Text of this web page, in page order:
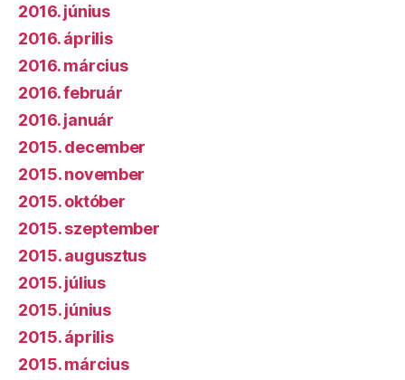
2016. június
2016. április
2016. március
2016. február
2016. január
2015. december
2015. november
2015. október
2015. szeptember
2015. augusztus
2015. július
2015. június
2015. április
2015. március